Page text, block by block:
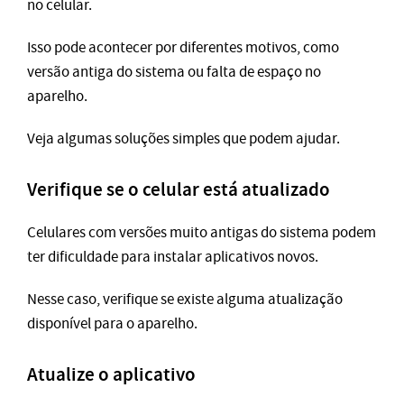
no celular.
Isso pode acontecer por diferentes motivos, como
versão antiga do sistema ou falta de espaço no
aparelho.
Veja algumas soluções simples que podem ajudar.
Verifique se o celular está atualizado
Celulares com versões muito antigas do sistema podem
ter dificuldade para instalar aplicativos novos.
Nesse caso, verifique se existe alguma atualização
disponível para o aparelho.
Atualize o aplicativo